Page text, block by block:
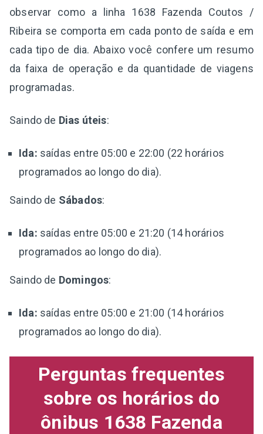
observar como a linha 1638 Fazenda Coutos /
Ribeira se comporta em cada ponto de saída e em
cada tipo de dia. Abaixo você confere um resumo
da faixa de operação e da quantidade de viagens
programadas.
Saindo de Dias úteis:
Ida: saídas entre 05:00 e 22:00 (22 horários
programados ao longo do dia).
Saindo de Sábados:
Ida: saídas entre 05:00 e 21:20 (14 horários
programados ao longo do dia).
Saindo de Domingos:
Ida: saídas entre 05:00 e 21:00 (14 horários
programados ao longo do dia).
Perguntas frequentes
sobre os horários do
ônibus 1638 Fazenda